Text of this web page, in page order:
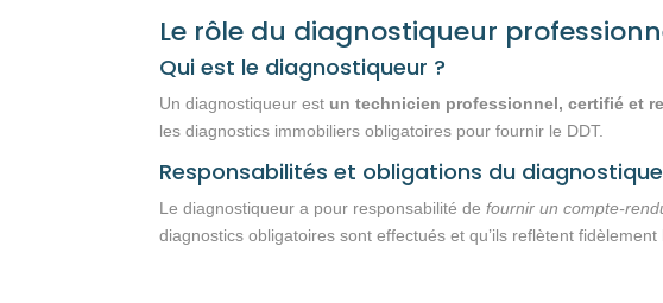
Le rôle du diagnostiqueur
Qui est le diagnostiqueur ?
Un diagnostiqueur est un technicien professionnel, certifié et
les diagnostics immobiliers obligatoires pour fournir le DDT.
Responsabilités et obligations du
Le diagnostiqueur a pour responsabilité defournir un compte-
diagnostics obligatoires sont effectués et qu’ils reflètent fidèlement